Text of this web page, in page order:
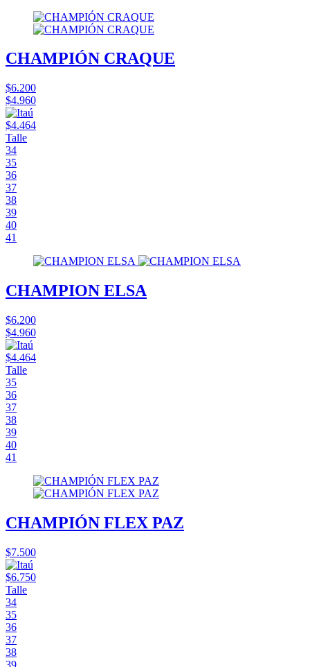
CHAMPIÓN CRAQUE
$6.200
$4.960
$4.464
Talle
34
35
36
37
38
39
40
41
CHAMPION ELSA
$6.200
$4.960
$4.464
Talle
35
36
37
38
39
40
41
CHAMPIÓN FLEX PAZ
$7.500
$6.750
Talle
34
35
36
37
38
39